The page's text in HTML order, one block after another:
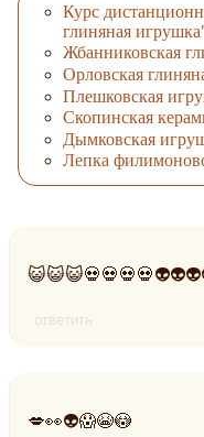
Курс
глиняная
Жбанниковская
Орловская
Плешковская
Скопинская
Дымковская
Лепка
ответить
💋👀👽😱😭😳